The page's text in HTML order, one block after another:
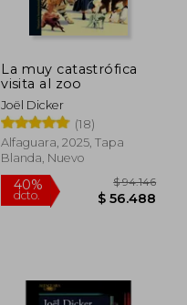
La muy catastrófica
visita al zoo
Joël Dicker
(18)
Alfaguara, 2025, Tapa
Blanda, Nuevo